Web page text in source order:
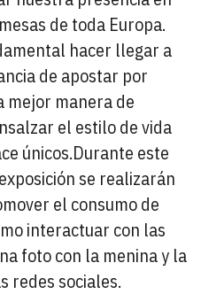
de toda Europa.
hacer llegar a
de apostar por
mejor manera de
el estilo de vida
únicos.Durante este
se realizarán
el consumo de
interactuar con las
foto con la menina y la
redes sociales.